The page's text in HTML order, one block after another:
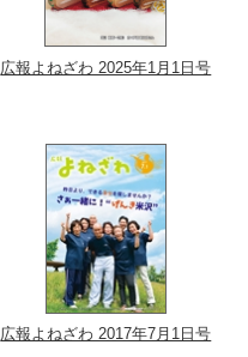
広報よねざわ 2025年1月1日号
広報よねざわ 2017年7月1日号